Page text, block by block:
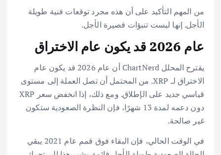
من المهم التأكيد على أن هذه مجرد توقعات فنية طويلة
الأجل. إنها ليست تنبؤات قصيرة الأجل.
عام 2026 قد يكون عام الاختراق
يقترح المحلل ChartNerd أن عام 2026 قد يكون عام
الاختراق لـ XRP. من المحتمل أن تصل العملة إلى مستوى
قياسي جديد على الإطلاق. ومع ذلك، إذا انخفض سعر XRP
دون دعمه لمدة 13 شهرًا، فإن النظرة الصعودية ستكون
غير صالحة.
في الوقت الحالي، فإن البقاء فوق قمم عام 2021 يبقي